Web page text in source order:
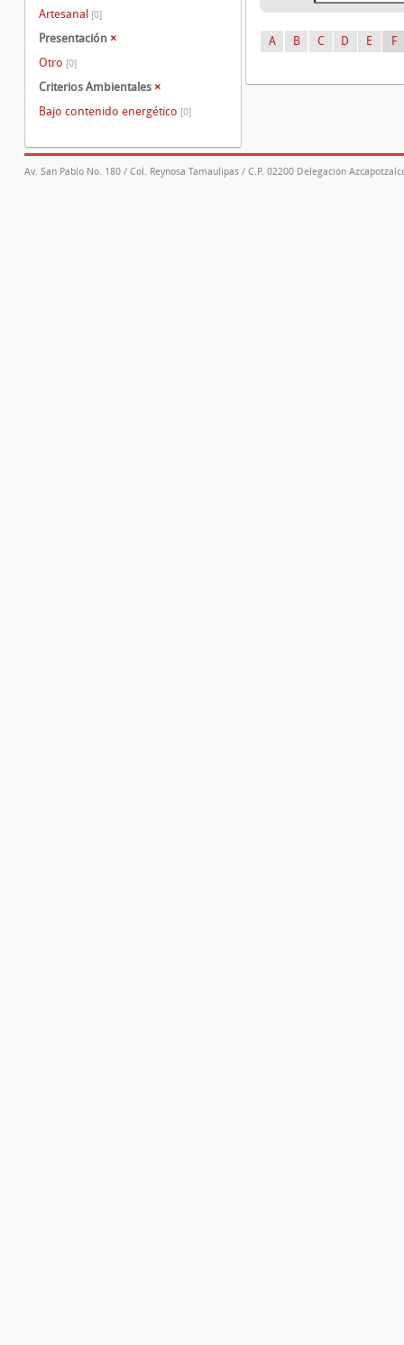
A B C D E F
Artesanal [0]
Presentación ×
Otro [0]
Criterios Ambientales ×
Bajo contenido energético [0]
Av. San Pablo No. 180 / Col. Reynosa Tamaulipas / C.P. 02200 Delegación